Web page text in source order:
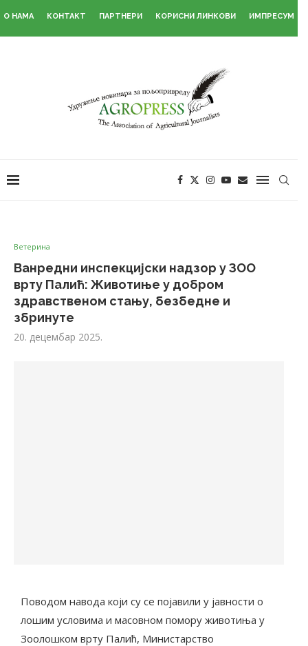
О НАМА КОНТАКТ ПАРТНЕРИ КОРИСНИ ЛИНКОВИ ИМПРЕСУМ
Ветерина
Ванредни инспекцијски надзор у ЗОО
врту Палић: Животиње у добром
здравственом стању, безбедне и
збринуте
20. децембар 2025.
Поводом навода који су се појавили у јавности о
лошим условима и масовном помору животиња у
Зоолошком врту Палић, Министарство